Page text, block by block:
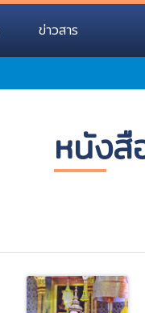
ข่าวสาร
หนังสื